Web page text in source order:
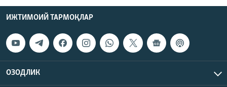
ИЖТИМОИЙ ТАРМОҚЛАР
ОЗОДЛИК